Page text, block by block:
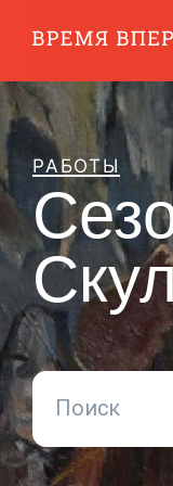
Сезон
РАБОТЫ
Поиск